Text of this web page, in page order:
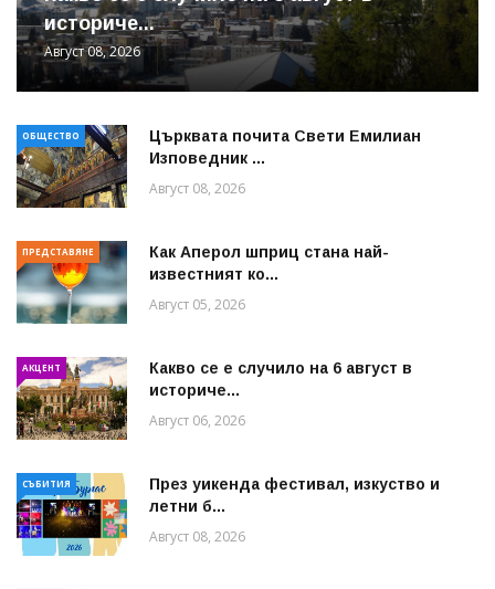
историче...
Август 08, 2026
ОБЩЕСТВО
Църквата почита Свeти Емилиан
Изповедник ...
Август 08, 2026
ПРЕДСТАВЯНЕ
Как Аперол шприц стана най-
известният ко...
Август 05, 2026
АКЦЕНТ
Какво се е случило на 6 август в
историче...
Август 06, 2026
СЪБИТИЯ
През уикенда фестивал, изкуство и
летни б...
Август 08, 2026